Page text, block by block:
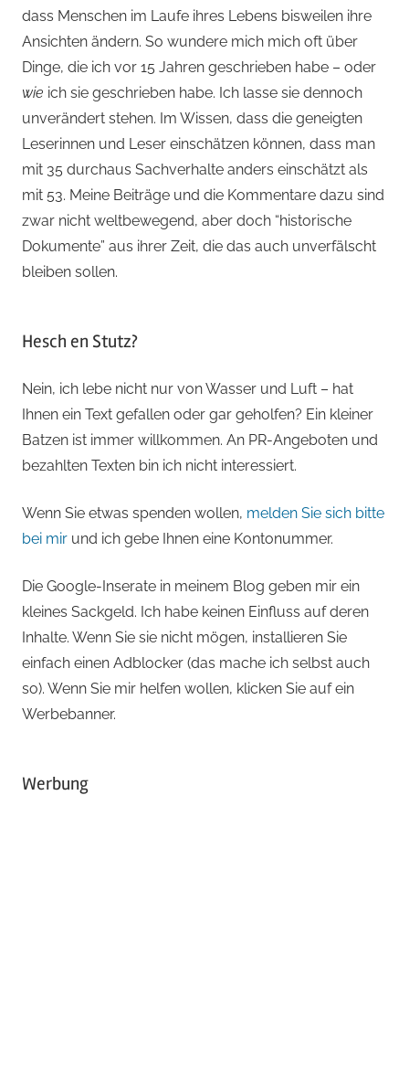
dass Menschen im Laufe ihres Lebens bisweilen ihre
Ansichten ändern. So wundere mich mich oft über
Dinge, die ich vor 15 Jahren geschrieben habe – oder
wie ich sie geschrieben habe. Ich lasse sie dennoch
unverändert stehen. Im Wissen, dass die geneigten
Leserinnen und Leser einschätzen können, dass man
mit 35 durchaus Sachverhalte anders einschätzt als
mit 53. Meine Beiträge und die Kommentare dazu sind
zwar nicht weltbewegend, aber doch “historische
Dokumente” aus ihrer Zeit, die das auch unverfälscht
bleiben sollen.
Hesch en Stutz?
Nein, ich lebe nicht nur von Wasser und Luft – hat
Ihnen ein Text gefallen oder gar geholfen? Ein kleiner
Batzen ist immer willkommen. An PR-Angeboten und
bezahlten Texten bin ich nicht interessiert.
Wenn Sie etwas spenden wollen, melden Sie sich bitte
bei mir und ich gebe Ihnen eine Kontonummer.
Die Google-Inserate in meinem Blog geben mir ein
kleines Sackgeld. Ich habe keinen Einfluss auf deren
Inhalte. Wenn Sie sie nicht mögen, installieren Sie
einfach einen Adblocker (das mache ich selbst auch
so). Wenn Sie mir helfen wollen, klicken Sie auf ein
Werbebanner.
Werbung